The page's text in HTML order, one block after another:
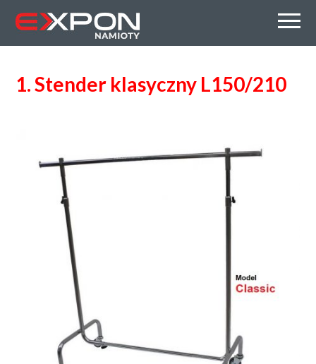
1. Stender klasyczny L150/210